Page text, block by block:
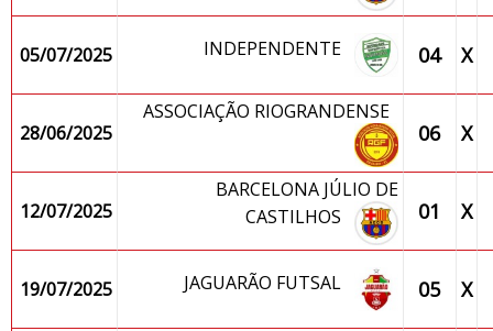
05/07/2025 INDEPENDENTE 04 X
28/06/2025
ASSOCIAÇÃO RIOGRANDENSE
06 X
12/07/2025
BARCELONA JÚLIO DE
CASTILHOS
01 X
19/07/2025 JAGUARÃO FUTSAL 05 X